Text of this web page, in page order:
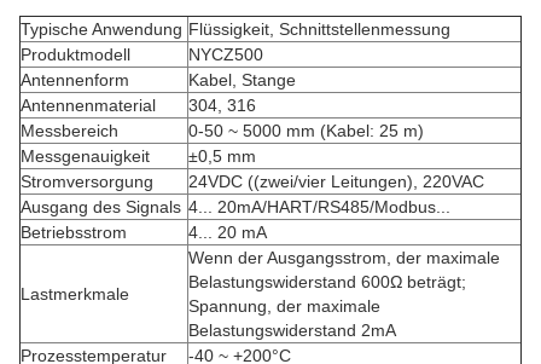
Typische Anwendung Flüssigkeit, Schnittstellenmessung
Produktmodell
NYCZ500
Antennenform
Kabel, Stange
Antennenmaterial
304, 316
Messbereich
0-50 ~ 5000 mm (Kabel: 25 m)
Messgenauigkeit
±0,5 mm
Stromversorgung
24VDC ((zwei/vier Leitungen), 220VAC
Ausgang des Signals 4... 20mA/HART/RS485/Modbus...
Betriebsstrom
4... 20 mA
Lastmerkmale
Wenn der Ausgangsstrom, der maximale
Belastungswiderstand 600Ω beträgt;
Spannung, der maximale
Belastungswiderstand 2mA
Prozesstemperatur
-40 ~ +200°C